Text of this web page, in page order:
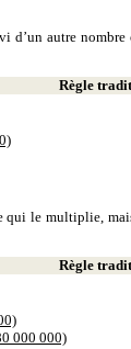
d’un autre
Règle
qui le multiplie,
Règle
000 000)